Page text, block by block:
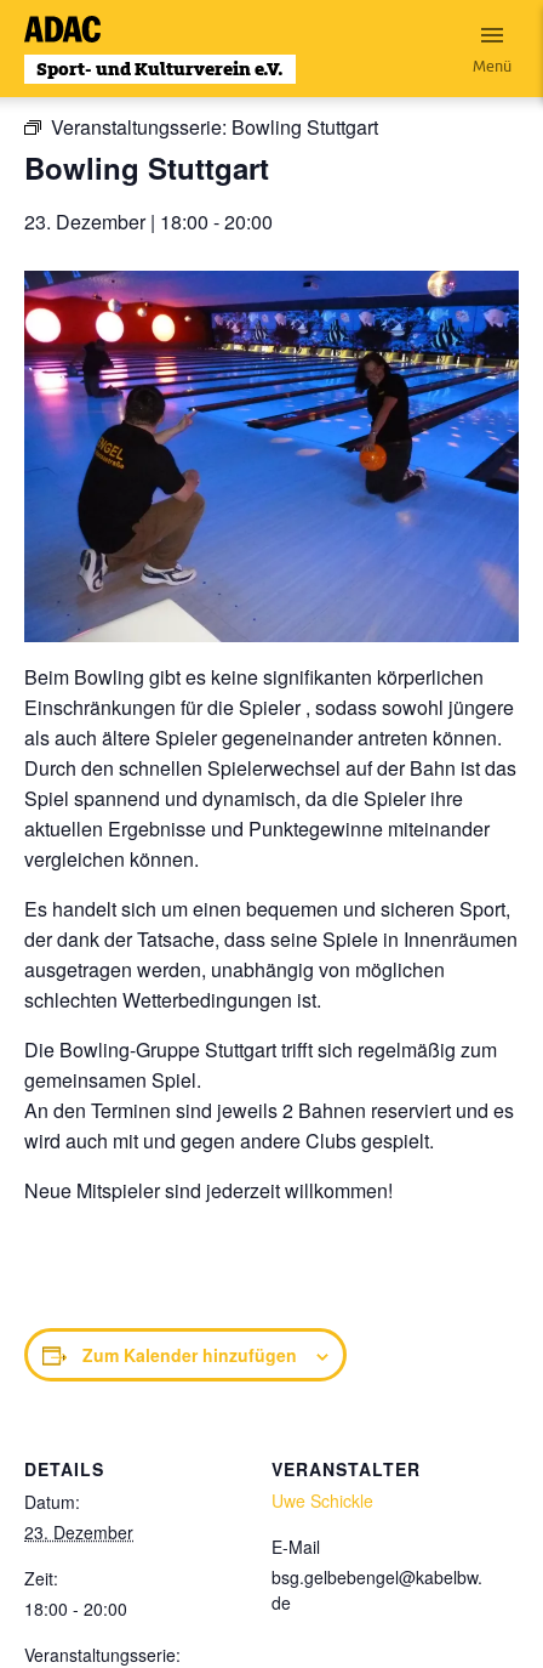
Zum
Inhalt
wechseln
Menü
« Alle Veranstaltungen
Veranstaltungsserie: Bowling Stuttgart
Bowling Stuttgart
23. Dezember | 18:00 -20:00
Beim Bowling gibt es keine signifikanten körperlichen
Einschränkungen für die Spieler , sodass sowohl jüngere
als auch ältere Spieler gegeneinander antreten können.
Durch den schnellen Spielerwechsel auf der Bahn ist das
Spiel spannend und dynamisch, da die Spieler ihre
aktuellen Ergebnisse und Punktegewinne miteinander
vergleichen können.
Es handelt sich um einen bequemen und sicheren Sport,
der dank der Tatsache, dass seine Spiele in Innenräumen
ausgetragen werden, unabhängig von möglichen
schlechten Wetterbedingungen ist.
Die Bowling-Gruppe Stuttgart trifft sich regelmäßig zum
gemeinsamen Spiel.
An den Terminen sind jeweils 2 Bahnen reserviert und es
wird auch mit und gegen andere Clubs gespielt.
Neue Mitspieler sind jederzeit willkommen!
Zum Kalender hinzufügen
DETAILS
Datum:
23. Dezember
Zeit:
18:00 - 20:00
Veranstaltungsserie:
VERANSTALTER
Uwe Schickle
E-Mail
bsg.gelbebengel@kabelbw.
de